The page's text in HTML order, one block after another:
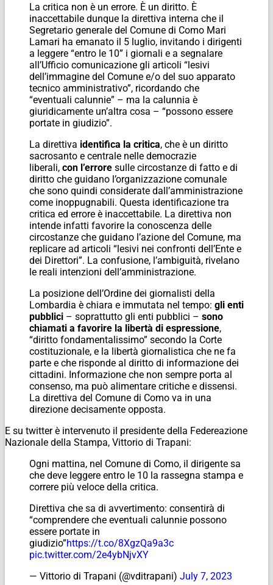
La critica non è un errore. È un diritto. È
inaccettabile dunque la direttiva interna che il
Segretario generale del Comune di Como Mari
Lamari ha emanato il 5 luglio, invitando i dirigenti
a leggere “entro le 10” i giornali e a segnalare
all’Ufficio comunicazione gli articoli “lesivi
dell’immagine del Comune e/o del suo apparato
tecnico amministrativo”, ricordando che
“eventuali calunnie” – ma la calunnia è
giuridicamente un’altra cosa – “possono essere
portate in giudizio”.
La direttiva identifica la critica, che è un diritto
sacrosanto e centrale nelle democrazie
liberali, con l’errore sulle circostanze di fatto e di
diritto che guidano l’organizzazione comunale
che sono quindi considerate dall’amministrazione
come inoppugnabili. Questa identificazione tra
critica ed errore è inaccettabile. La direttiva non
intende infatti favorire la conoscenza delle
circostanze che guidano l’azione del Comune, ma
replicare ad articoli “lesivi nei confronti dell’Ente e
dei Direttori”. La confusione, l’ambiguità, rivelano
le reali intenzioni dell’amministrazione.
La posizione dell’Ordine dei giornalisti della
Lombardia è chiara e immutata nel tempo: gli enti
pubblici – soprattutto gli enti pubblici – sono
chiamati a favorire la libertà di espressione,
“diritto fondamentalissimo” secondo la Corte
costituzionale, e la libertà giornalistica che ne fa
parte e che risponde al diritto di informazione dei
cittadini. Informazione che non sempre porta al
consenso, ma può alimentare critiche e dissensi.
La direttiva del Comune di Como va in una
direzione decisamente opposta.
E su twitter è intervenuto il presidente della Federeazione
Nazionale della Stampa, Vittorio di Trapani:
Ogni mattina, nel Comune di Como, il dirigente sa
che deve leggere entro le 10 la rassegna stampa e
correre più veloce della critica.
Direttiva che sa di avvertimento: consentirà di
“comprendere che eventuali calunnie possono
essere portate in
giudizio”https://t.co/8XgzQa9a3c
pic.twitter.com/2e4ybNjvXY
— Vittorio di Trapani (@vditrapani) July 7, 2023